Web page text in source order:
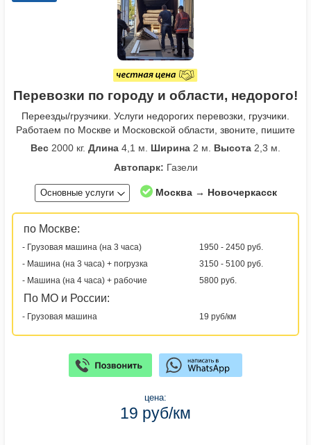
Перевозки по городу и области, недорого!
Переезды/грузчики. Услуги недорогих перевозки, грузчики.
Работаем по Москве и Московской области, звоните, пишите
Вес 2000 кг. Длина 4,1 м. Ширина 2 м. Высота 2,3 м.
Автопарк: Газели
Основные услуги Москва → Новочеркасск
по Москве:
- Грузовая машина (на 3 часа)
1950 - 2450 руб.
- Машина (на 3 часа) + погрузка
3150 - 5100 руб.
- Машина (на 4 часа) + рабочие
5800 руб.
По МО и России:
- Грузовая машина 19 руб/км
цена:
19 руб/км